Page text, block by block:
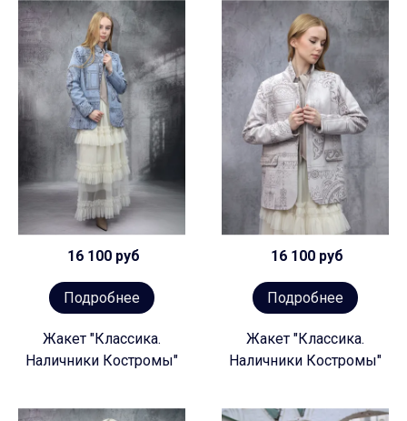
16 100 руб
Подробнее
Жакет "Классика.
Наличники Костромы"
16 100 руб
Подробнее
Жакет "Классика.
Наличники Костромы"